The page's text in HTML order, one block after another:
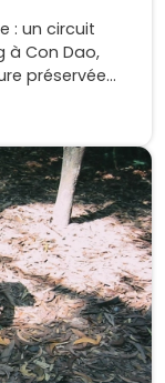
: un circuit
à Con Dao,
préservée...